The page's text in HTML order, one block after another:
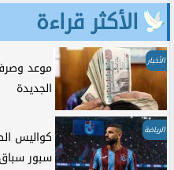
الأكثر قراءة
الأخبار
الجديدة
الرياضة
كواليس
سبور